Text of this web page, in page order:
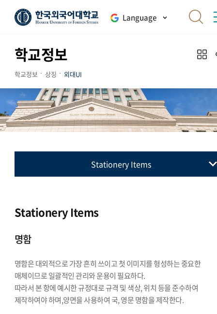
Language
학교정보
학교정보 상징 외대UI
Stationery Items
전용서체
PPT템플릿
캐릭터
Stationery Items
명함
명함은 대외적으로 가장 흔히 쓰이고 첫 이미지를 형성하는 중요한
매체이므로 일괄적인 관리와 운용이 필요하다.
따라서 본 항에 예시한 규정대로 규격 및 색상, 위치 등을 준수하여
제작하여야 하며,양면을 사용하여 국, 영문 명함을 제작한다.